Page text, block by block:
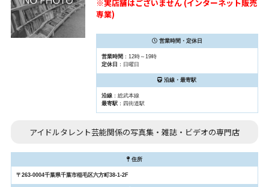
※実店舗はございません (インターネット販売
専業)
営業時間・定休日
営業時間 ：12時～19時
定休日 ：日曜日
沿線・最寄駅
沿線：総武本線
最寄駅：四街道駅
アイドルタレント芸能関係の写真集・雑誌・ビデオの専門店
住所
〒263-0004千葉県千葉市稲毛区六方町38-1-2F